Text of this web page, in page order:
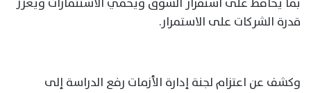
قدرة الشركات على الاستمرار.
وكشف عن اعتزام لجنة إدارة الأزمات رفع الدراسة إلى